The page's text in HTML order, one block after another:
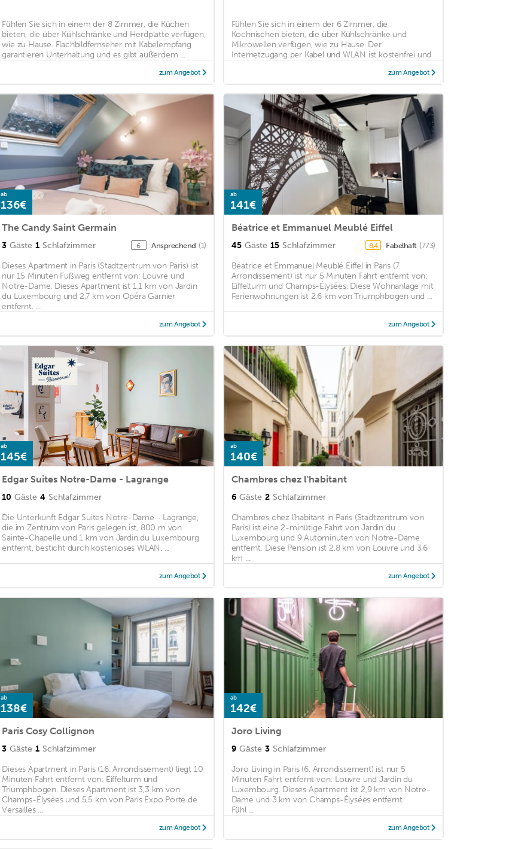
Fühlen Sie sich in einem der 8 Zimmer, die Küchen
bieten, die über Kühlschränke und Herdplatte verfügen,
wie zu Hause. Flachbildfernseher mit Kabelempfang
garantieren Unterhaltung und es gibt außerdem ...
zum Angebot
Fühlen Sie sich in einem der 6 Zimmer, die
Kochnischen bieten, die über Kühlschränke und
Mikrowellen verfügen, wie zu Hause. Der
Internetzugang per Kabel und WLAN ist kostenfrei und
zum Angebot
ab
136€
The Candy Saint Germain
3 Gäste 1 Schlafzimmer 6 Ansprechend (1)
Dieses Apartment in Paris (Stadtzentrum von Paris) ist
nur 15 Minuten Fußweg entfernt von: Louvre und
Notre-Dame. Dieses Apartment ist 1,1 km von Jardin
du Luxembourg und 2,7 km von Opéra Garnier
entfernt. ...
zum Angebot
ab
141€
Béatrice et Emmanuel Meublé Eiffel
45 Gäste 15 Schlafzimmer 8,4 Fabelhaft (773)
Béatrice et Emmanuel Meublé Eiffel in Paris (7.
Arrondissement) ist nur 5 Minuten Fahrt entfernt von:
Eiffelturm und Champs-Élysées. Diese Wohnanlage mit
Ferienwohnungen ist 2,6 km von Triumphbogen und ...
zum Angebot
ab
145€
Edgar Suites Notre-Dame - Lagrange
10 Gäste 4 Schlafzimmer
Die Unterkunft Edgar Suites Notre-Dame - Lagrange,
die im Zentrum von Paris gelegen ist, 800 m von
Sainte-Chapelle und 1 km von Jardin du Luxembourg
entfernt, besticht durch kostenloses WLAN. ...
zum Angebot
ab
140€
Chambres chez l'habitant
6 Gäste 2 Schlafzimmer
Chambres chez l'habitant in Paris (Stadtzentrum von
Paris) ist eine 2-minütige Fahrt von Jardin du
Luxembourg und 9 Autominuten von Notre-Dame
entfernt. Diese Pension ist 2,8 km von Louvre und 3,6
km ...
zum Angebot
ab
138€
Paris Cosy Collignon
3 Gäste 1 Schlafzimmer
Dieses Apartment in Paris (16. Arrondissement) liegt 10
Minuten Fahrt entfernt von: Eiffelturm und
Triumphbogen. Dieses Apartment ist 3,3 km von
Champs-Élysées und 5,5 km von Paris Expo Porte de
Versailles ...
zum Angebot
ab
142€
Joro Living
9 Gäste 3 Schlafzimmer
Joro Living in Paris (6. Arrondissement) ist nur 5
Minuten Fahrt entfernt von: Louvre und Jardin du
Luxembourg. Dieses Apartment ist 2,9 km von Notre-
Dame und 3 km von Champs-Élysées entfernt.
Fühl ...
zum Angebot